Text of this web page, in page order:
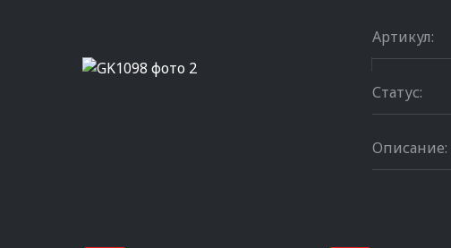
Артикул:
Статус:
Описание: